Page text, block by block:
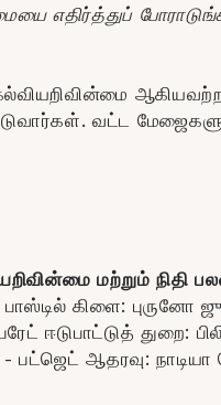
எதிர்த்துப்
வட்ட
மற்றும் நிதி
கிளை: புருனோ
ஈடுபாட்டுத் துறை:
- பட்ஜெட் ஆதரவு: